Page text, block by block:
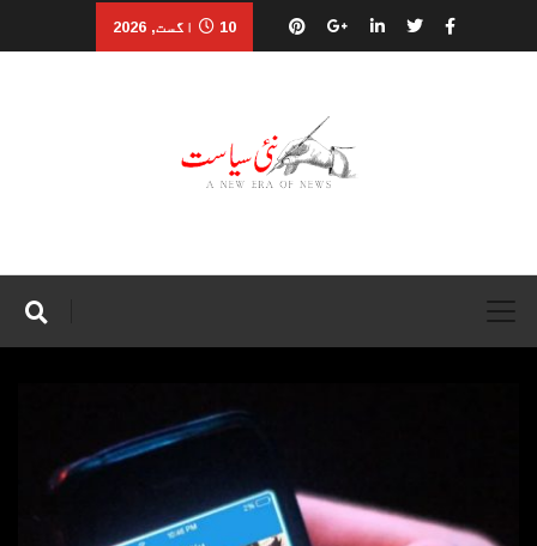
10 اگست, 2026